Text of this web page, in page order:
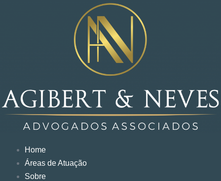
Home
Áreas de Atuação
Sobre